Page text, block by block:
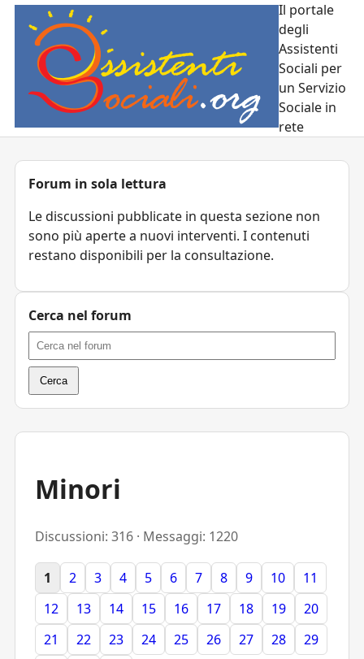
Il portale
degli
Assistenti
Sociali per
un Servizio
Sociale in
rete
Minori
Discussioni: 316 · Messaggi: 1220
1 2 3 4 5 6 7 8 9 10
11
12
13 14 15 16 17 18 19
20
21
22 23 24 25 26 27 28
29
Forum in sola lettura
Le discussioni pubblicate in questa sezione non
sono più aperte a nuovi interventi. I contenuti
restano disponibili per la consultazione.
Cerca nel forum
Cerca